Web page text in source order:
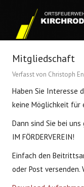
Mitgliedschaft
Verfasst von Christoph
Haben Sie Interesse
keine Möglichkeit für
Dann sind Sie bei uns
IM FÖRDERVEREIN!
Einfach den
oder Post versenden.